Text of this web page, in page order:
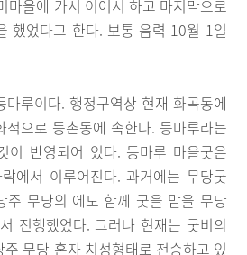
마을에 가서 이어서 하고 마지막으로
했었다고 한다. 보통 음력 10월 1일
루이다. 행정구역상 현재 화곡동에
적으로 등촌동에 속한다. 등마루라는
이 반영되어 있다. 등마루 마을굿은
에서 이루어진다. 과거에는 무당굿
주 무당외 에도 함께 굿을 맡을 무당
진행했었다. 그러나 현재는 굿비의
무당 혼자 치성형태로 전승하고 있